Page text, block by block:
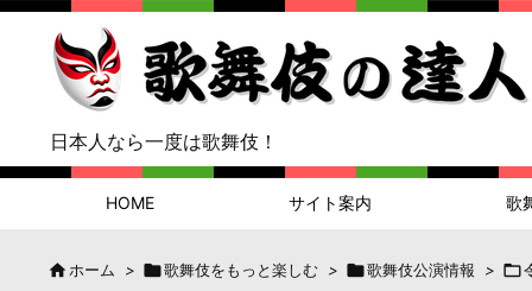
日本人なら一度は歌舞伎！
HOME サイト案内 歌
 ホーム > 歌舞伎をもっと楽しむ > 歌舞伎公演情報 > 